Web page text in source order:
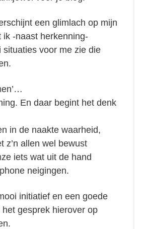
een glimlach op mijn
ik -naast herkenning-
situaties voor me zie die
En daar begint het denk
in de naakte waarheid,
z’n allen wel bewust
iets wat uit de hand
neigingen.
initiatief en een goede
gesprek hierover op